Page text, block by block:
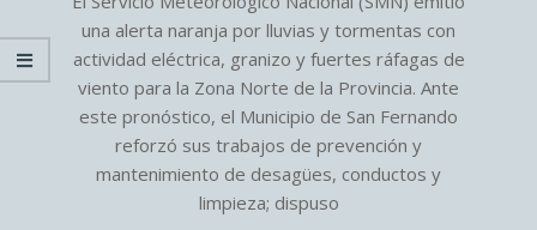
30
una alerta naranja por lluvias y tormentas con
actividad eléctrica, granizo y fuertes ráfagas de
viento para la Zona Norte de la Provincia. Ante
este pronóstico, el Municipio de San Fernando
reforzó sus trabajos de prevención y
mantenimiento de desagües, conductos y
limpieza; dispuso